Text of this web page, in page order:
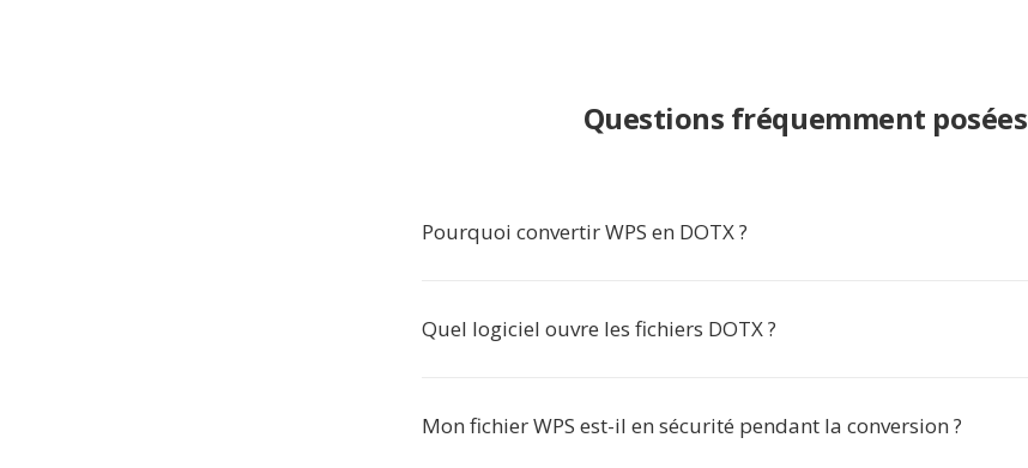
Questions fréquemment posées
Pourquoi convertir WPS en DOTX ?
Quel logiciel ouvre les fichiers DOTX ?
Mon fichier WPS est-il en sécurité pendant la conversion ?